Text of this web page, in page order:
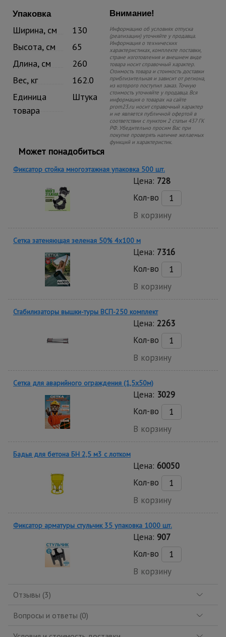
Упаковка
Ширина, см
130
Высота, см
65
Длина, см
260
Вес, кг
162.0
Единица
товара
Штука
Внимание!
Информацию об условиях отпуска
(реализации) уточняйте у продавца.
Информация о технических
характеристиках, комплекте поставки,
стране изготовления и внешнем виде
товара носит справочный характер.
Стоимость товара и стоимость доставки
приблизительная и зависит от региона,
из которого поступил заказ. Точную
стоимость уточняйте у продавца. Вся
информация о товарах на сайте
prom23.ru носит справочный характер
и не является публичной офертой в
соответствии с пунктом 2 статьи 437 ГК
РФ. Убедительно просим Вас при
покупке проверять наличие желаемых
функций и характеристик.
Может понадобиться
Фиксатор стойка многоэтажная упаковка 500 шт.
Цена: 728
Кол-во
В корзину
Сетка затеняющая зеленая 50% 4х100 м
Цена: 7316
Кол-во
В корзину
Стабилизаторы вышки-туры ВСП-250 комплект
Цена: 2263
Кол-во
В корзину
Сетка для аварийного ограждения (1,5х50м)
Цена: 3029
Кол-во
В корзину
Бадья для бетона БН 2,5 м3 с лотком
Цена: 60050
Кол-во
В корзину
Фиксатор арматуры стульчик 35 упаковка 1000 шт.
Цена: 907
Кол-во
В корзину
Отзывы (3)
Вопросы и ответы (0)